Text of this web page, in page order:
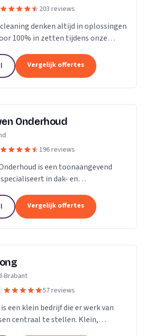
203 reviews
cleaning denken altijd in oplossingen
100% in zetten tijdens onze
Vergelijk offertes
Onderhoud
196 reviews
is een toonaangevend
in dak- en
onze vakkundige aanpak zorgen
pand...
Vergelijk offertes
Brabant
57 reviews
een klein bedrijf die er werk van
centraal te stellen. Klein,